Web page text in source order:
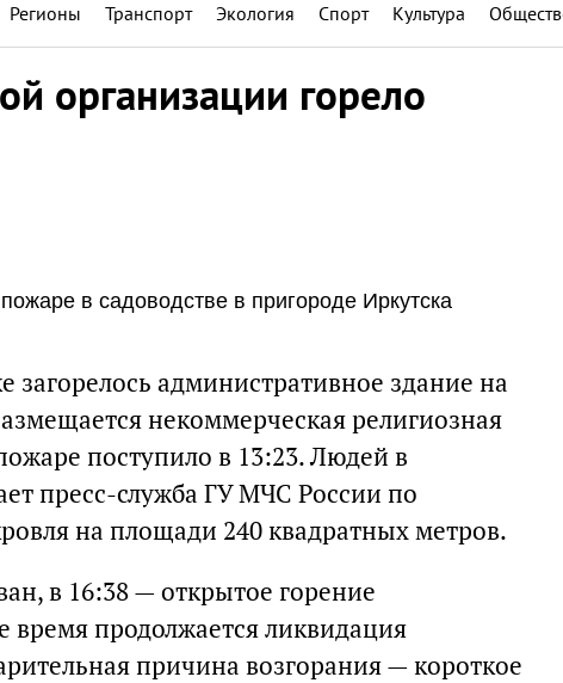
Регионы Транспорт Экология Спорт Культура
организации горело
в садоводстве в пригороде Иркутска
загорелось административное здание на
некоммерческая религиозная
поступило в 13:23. Людей в
пресс-служба ГУ МЧС России по
на площади 240 квадратных метров.
в 16:38 — открытое горение
время продолжается ликвидация
причина возгорания — короткое